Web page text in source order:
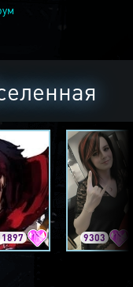
9303